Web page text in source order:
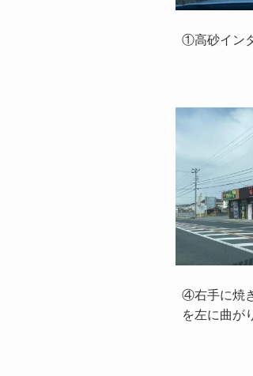
①高砂イン
④右手に焼
を左に曲が